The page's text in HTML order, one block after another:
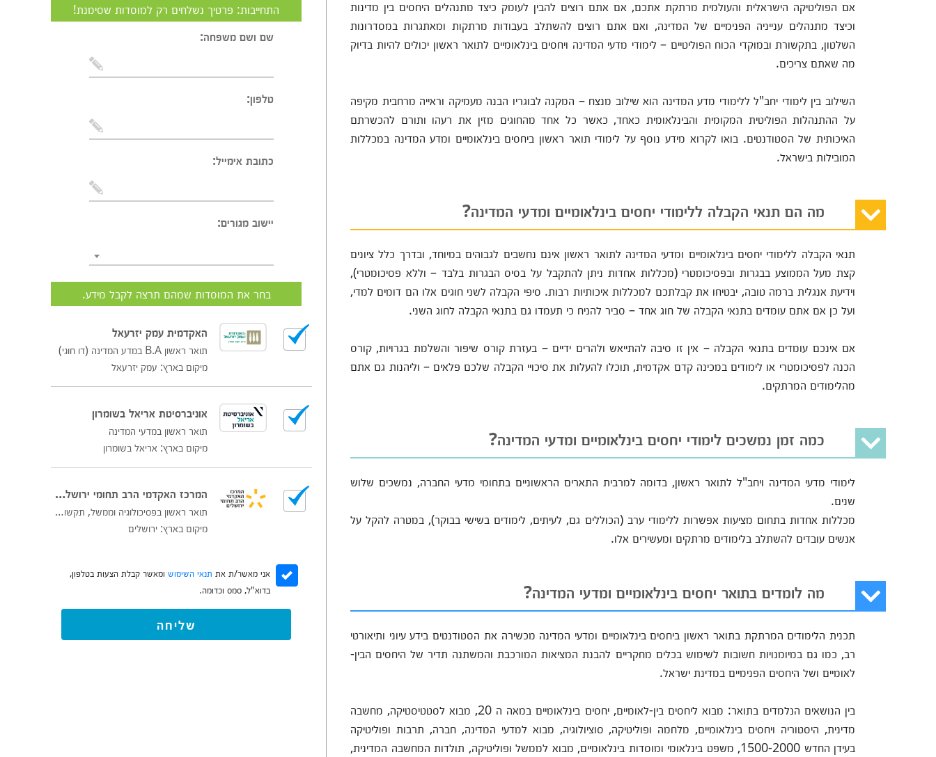
אם הפוליטיקה הישראלית והעולמית מרתקת אתכם, אם אתם רוצים להבין לעומק כיצד מתנהלים היחסים בין מדינות
וכיצד מתנהלים ענייניה הפנימיים של המדינה, ואם אתם רוצים להשתלב בעבודות מרתקות ומאתגרות במסדרונות
השלטון, בתקשורת ובמוקדי הכוח הפוליטיים – לימודי מדעי המדינה ויחסים בינלאומיים לתואר ראשון יכולים להיות בדיוק
מה שאתם צריכים.
השילוב בין לימודי יחב"ל ללימודי מדע המדינה הוא שילוב מנצח – המקנה לבוגריו הבנה מעמיקה וראייה מרחבית מקיפה
על ההתנהלות הפוליטית המקומית והבינלאומית כאחד, כאשר כל אחד מהחוגים מזין את רעהו ותורם להכשרתם
האיכותית של הסטודנטים. בואו לקרוא מידע נוסף על לימודי תואר ראשון ביחסים בינלאומיים ומדע המדינה במכללות
המובילות בישראל.
מה הם תנאי הקבלה ללימודי יחסים בינלאומיים ומדעי המדינה?
תנאי הקבלה ללימודי יחסים בינלאומיים ומדעי המדינה לתואר ראשון אינם נחשבים לגבוהים במיוחד, ובדרך כלל ציונים
קצת מעל הממוצע בבגרות ובפסיכומטרי (מכללות אחדות ניתן להתקבל על בסיס הבגרות בלבד – וללא פסיכומטרי),
וידיעת אנגלית ברמה טובה, יבטיחו את קבלתכם למכללות איכותיות רבות. סיפי הקבלה לשני חוגים אלו הם דומים למדי,
ועל כן אם אתם עומדים בתנאי הקבלה של חוג אחד – סביר להניח כי תעמדו גם בתנאי הקבלה לחוג השני.
אם אינכם עומדים בתנאי הקבלה – אין זו סיבה להתייאש ולהרים ידיים – בעזרת קורס שיפור והשלמת בגרויות, קורס
הכנה לפסיכומטרי או לימודים במכינה קדם אקדמית, תוכלו להעלות את סיכויי הקבלה שלכם פלאים – וליהנות גם אתם
מהלימודים המרתקים.
כמה זמן נמשכים לימודי יחסים בינלאומיים ומדעי המדינה?
לימודי מדעי המדינה ויחב"ל לתואר ראשון, בדומה למרבית התארים הראשוניים בתחומי מדעי החברה, נמשכים שלוש
שנים.
מכללות אחדות בתחום מציעות אפשרות ללימודי ערב (הכוללים גם, לעיתים, לימודים בשישי בבוקר), במטרה להקל על
אנשים עובדים להשתלב בלימודים מרתקים ומעשירים אלו.
מה לומדים בתואר יחסים בינלאומיים ומדעי המדינה?
תכנית הלימודים המרתקת בתואר ראשון ביחסים בינלאומיים ומדעי המדינה מכשירה את הסטודנטים בידע עיוני ותיאורטי
רב, כמו גם במיומנויות חשובות לשימוש בכלים מחקריים להבנת המציאות המורכבת והמשתנה תדיר של היחסים הבין-
לאומיים ושל היחסים הפנימיים במדינת ישראל.
בין הנושאים הנלמדים בתואר: מבוא ליחסים בין-לאומיים, יחסים בינלאומיים במאה ה 20, מבוא לסטטיסטיקה, מחשבה
מדינית, היסטוריה ויחסים בינלאומיים, מלחמה ופוליטיקה, סוציולוגיה, מבוא למדעי המדינה, חברה, תרבות ופוליטיקה
בעידן החדש 1500-2000, משפט בינלאומי ומוסדות בינלאומיים, מבוא לממשל ופוליטיקה, תולדות המחשבה המדינית,
התחייבות: פרטיך נשלחים רק למוסדות שסימנת!
שם ושם משפחה:
טלפון:
כתובת אימייל:
יישוב מגורים:
בחר את המוסדות שמהם תרצה לקבל מידע.
האקדמית עמק יזרעאל
תואר ראשון B.A במדע המדינה (דו חוגי)
מיקום בארץ: עמק יזרעאל
אוניברסיטת אריאל בשומרון
תואר ראשון במדעי המדינה
מיקום בארץ: אריאל בשומרון
המרכז האקדמי הרב תחומי ירושלים (לשעבר הדסה)
תואר ראשון בפסיכולוגיה וממשל, תקשורת ודיפלומטיה
מיקום בארץ: ירושלים
אני מאשר/ת את תנאי השימוש ומאשר קבלת הצעות בטלפון,
בדוא"ל, סמס וכדומה.
שליחה